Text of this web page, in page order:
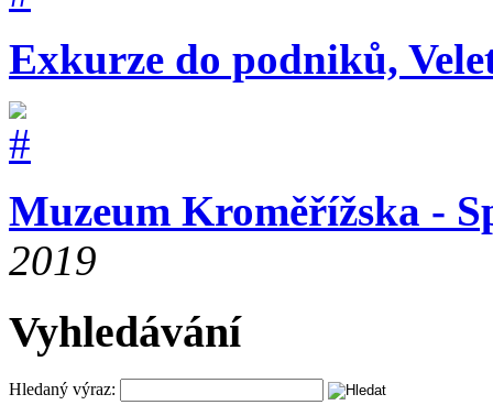
Exkurze do podniků,
Muzeum Kroměřížska -
2019
Vyhledávání
Hledaný výraz: